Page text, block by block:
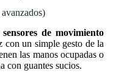
sensores de movimiento
con un simple gesto de la
las manos ocupadas o
con guantes sucios.